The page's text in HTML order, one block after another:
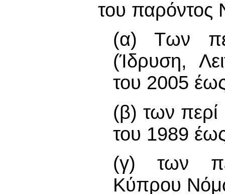
του παρόντος
(α) Των
(Ίδρυση,
του 2005
(β) των
του 1989
(γ) των
Κύπρου